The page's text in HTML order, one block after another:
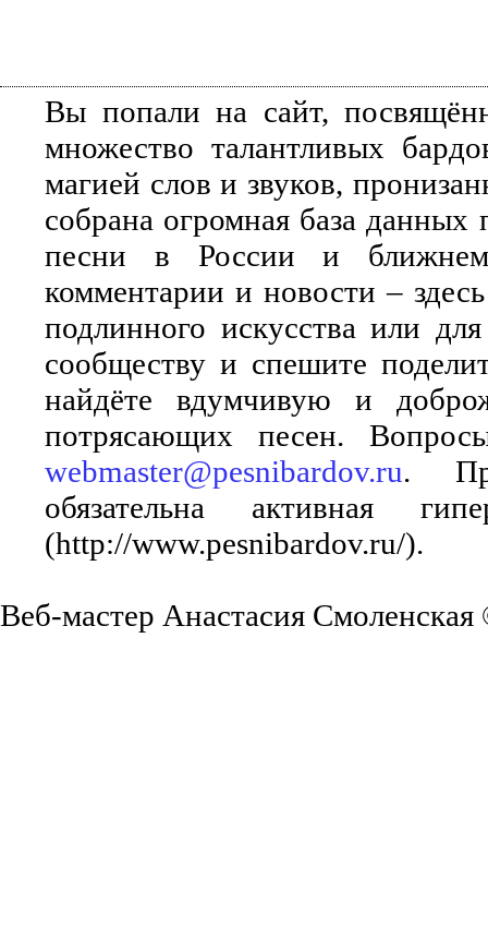
Вы попали на сайт,
множество талантливых
магией слов и звуков,
собрана огромная база
песни в России и ближнем
комментарии и новости –
подлинного искусства или
сообществу и спешите
найдёте вдумчивую и
потрясающих песен.
webmaster@pesnibardov.ru.
обязательна активная
(http://www.pesnibardov.ru/).
Веб-мастер Анастасия